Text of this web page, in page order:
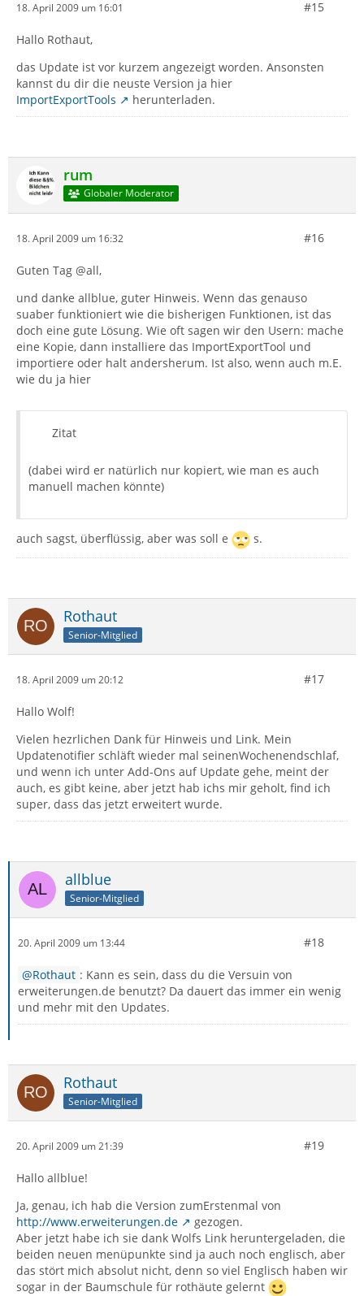
18. April 2009 um 16:01 #15
Hallo Rothaut,
das Update ist vor kurzem angezeigt worden. Ansonsten
kannst du dir die neuste Version ja hier
ImportExportTools
herunterladen.
rum
Globaler Moderator
18. April 2009 um 16:32 #16
Guten Tag @all,
und danke allblue, guter Hinweis. Wenn das genauso
suaber funktioniert wie die bisherigen Funktionen, ist das
doch eine gute Lösung. Wie oft sagen wir den Usern: mache
eine Kopie, dann installiere das ImportExportTool und
importiere oder halt andersherum. Ist also, wenn auch m.E.
wie du ja hier
Zitat
(dabei wird er natürlich nur kopiert, wie man es auch
manuell machen könnte)
auch sagst, überflüssig, aber was soll e s.
Rothaut
Senior-Mitglied
18. April 2009 um 20:12 #17
Hallo Wolf!
Vielen hezrlichen Dank für Hinweis und Link. Mein
Updatenotifier schläft wieder mal seinenWochenendschlaf,
und wenn ich unter Add-Ons auf Update gehe, meint der
auch, es gibt keine, aber jetzt hab ichs mir geholt, find ich
super, dass das jetzt erweitert wurde.
allblue
Senior-Mitglied
20. April 2009 um 13:44 #18
Rothaut : Kann es sein, dass du die Versuin von
erweiterungen.de benutzt? Da dauert das immer ein wenig
und mehr mit den Updates.
Rothaut
Senior-Mitglied
20. April 2009 um 21:39 #19
Hallo allblue!
Ja, genau, ich hab die Version zumErstenmal von
http://www.erweiterungen.de
gezogen.
Aber jetzt habe ich sie dank Wolfs Link heruntergeladen, die
beiden neuen menüpunkte sind ja auch noch englisch, aber
das stört mich absolut nicht, denn so viel Englisch haben wir
sogar in der Baumschule für rothäute gelernt